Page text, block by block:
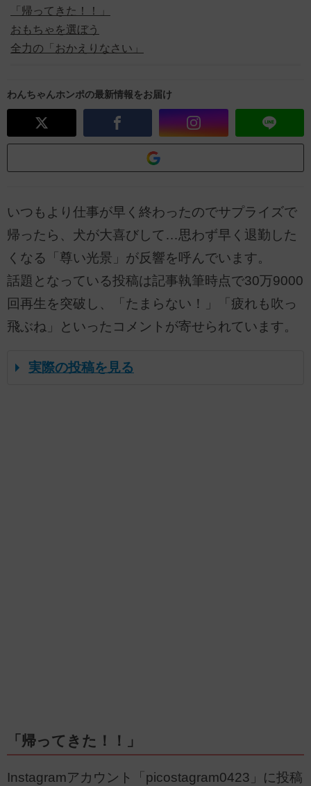
「帰ってきた！！」
おもちゃを選ぼう
全力の「おかえりなさい」
わんちゃんホンポの最新情報をお届け
いつもより仕事が早く終わったのでサプライズで
帰ったら、犬が大喜びして…思わず早く退勤した
くなる「尊い光景」が反響を呼んでいます。
話題となっている投稿は記事執筆時点で30万9000
回再生を突破し、「たまらない！」「疲れも吹っ
飛ぶね」といったコメントが寄せられています。
実際の投稿を見る
「帰ってきた！！」
Instagramアカウント「picostagram0423」に投稿